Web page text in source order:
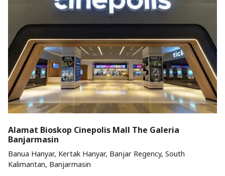
Alamat Bioskop Cinepolis Mall The Galeria
Banjarmasin
Banua Hanyar, Kertak Hanyar, Banjar Regency, South
Kalimantan, Banjarmasin